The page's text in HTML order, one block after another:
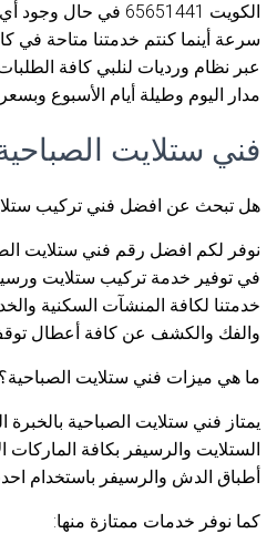
الكويت 65651441 في
سرعة أينما كنتم خدمتنا متاحة في
عبر نظام ورديات لنلبي كافة
مدار اليوم وطيلة أيام الأسبوع
فني ستلايت
هل تبحث عن افضل فني تركيب
في توفير خدمة تركيب ستلايت
خدمتنا لكافة المنشآت السكنية
والفك والكشف عن كافة أعطال
ما هي ميزات فني ستلايت الصباحية؟
يمتاز فني ستلايت الصباحية
الستلايت والرسيفر بكافة الماركات
أطباق الدش والرسيفر باستخدام
كما نوفر خدمات ممتازة منها: